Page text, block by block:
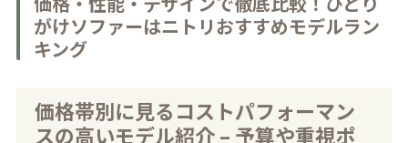
がけソファーはニトリおすすめモデルラン
キング
価格帯別に見るコストパフォーマン
スの高いモデル紹介 – 予算や重視ポ